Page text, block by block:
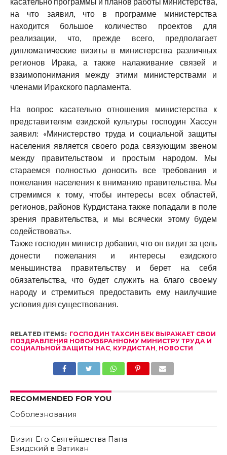
на что заявил, что в программе министерства
находится большое количество проектов для
реализации, что, прежде всего, предполагает
дипломатические визиты в министерства различных
регионов Ирака, а также налаживание связей и
взаимопонимания между этими министерствами и
членами Иракского парламента.
На вопрос касательно отношения министерства к
представителям езидской культуры господин Хассун
заявил: «Министерство труда и социальной защиты
населения является своего рода связующим звеном
между правительством и простым народом. Мы
стараемся полностью доносить все требования и
пожелания населения к вниманию правительства. Мы
стремимся к тому, чтобы интересы всех областей,
регионов, районов Курдистана также попадали в поле
зрения правительства, и мы всячески этому будем
содействовать».
Также господин министр добавил, что он видит за цель
донести пожелания и интересы езидского
меньшинства правительству и берет на себя
обязательства, что будет служить на благо своему
народу и стремиться предоставить ему наилучшие
условия для существования.
RELATED ITEMS: ГОСПОДИН ТАХСИН БЕК ВЫРАЖАЕТ СВОИ
ПОЗДРАВЛЕНИЯ НОВОИЗБРАННОМУ МИНИСТРУ ТРУДА И
СОЦИАЛЬНОЙ ЗАЩИТЫ НАС, КУРДИСТАН, НОВОСТИ
RECOMMENDED FOR YOU
Соболезнования
Визит Его Святейшества Папа
Езидский в Ватикан